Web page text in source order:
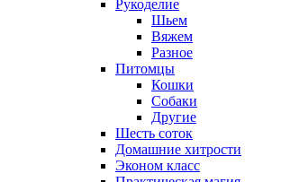
Рукоделие
Шьем
Вяжем
Разное
Питомцы
Кошки
Собаки
Другие
Шесть соток
Домашние хитрости
Эконом класс